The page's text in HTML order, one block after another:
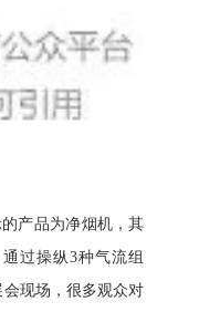
产品为净烟机，其
过操纵3种气流组
会现场，很多观众对